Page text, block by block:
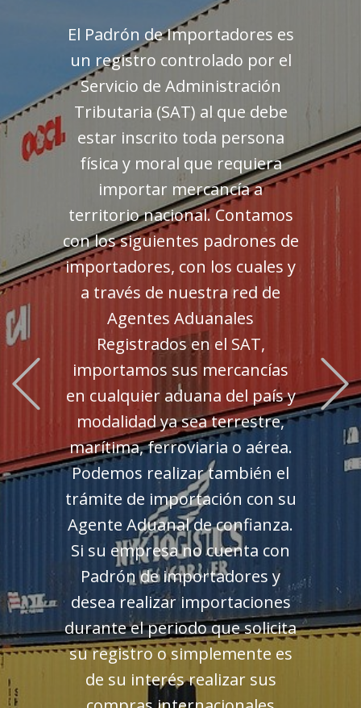
El Padrón de Importadores es
un registro controlado por el
Servicio de Administración
Tributaria (SAT) al que debe
estar inscrito toda persona
física y moral que requiera
importar mercancía a
territorio nacional. Contamos
con los siguientes padrones de
importadores, con los cuales y
a través de nuestra red de
Agentes Aduanales
Registrados en el SAT,
importamos sus mercancías
en cualquier aduana del país y
modalidad ya sea terrestre,
marítima, ferroviaria o aérea.
Podemos realizar también el
trámite de importación con su
Agente Aduanal de confianza.
Si su empresa no cuenta con
Padrón de importadores y
desea realizar importaciones
durante el periodo que solicita
su registro o simplemente es
de su interés realizar sus
Previous